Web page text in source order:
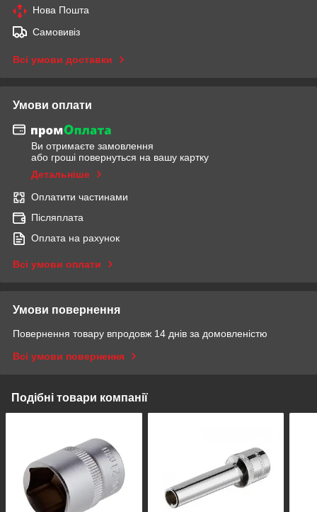
Нова Пошта
Самовивіз
Всі умови доставки
Умови оплати
Ви отримаєте замовлення
або гроші повернуться на вашу картку
Детальніше
Оплатити частинами
Післяплата
Оплата на рахунок
Всі умови оплати
Умови повернення
Повернення товару впродовж 14 днів за домовленістю
Всі умови повернення
Подібні товари компанії